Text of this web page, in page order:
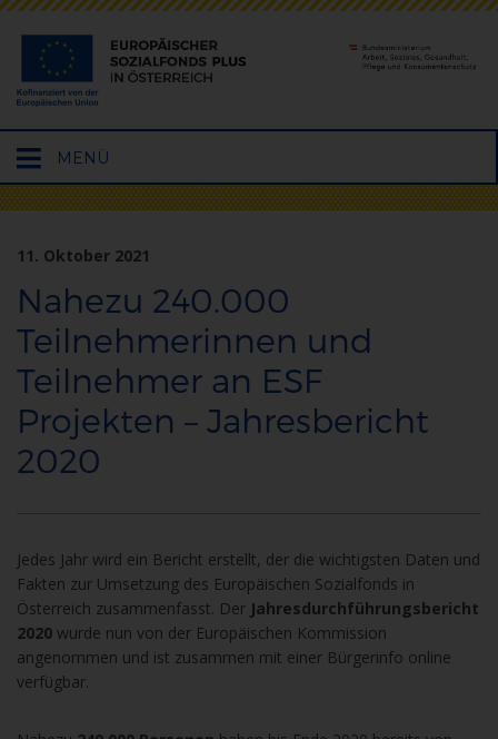
Hauptmenü
öffnen
MENÜ
11. Oktober 2021
Nahezu 240.000
Teilnehmerinnen und
Teilnehmer an ESF
Projekten – Jahresbericht
2020
Jedes Jahr wird ein Bericht erstellt, der die wichtigsten Daten und
Fakten zur Umsetzung des Europäischen Sozialfonds in
Österreich zusammenfasst. Der Jahresdurchführungsbericht
2020 wurde nun von der Europäischen Kommission
angenommen und ist zusammen mit einer Bürgerinfo online
verfügbar.